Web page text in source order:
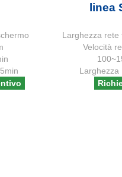
linea
Larghezza rete
Velocità
Larghezza